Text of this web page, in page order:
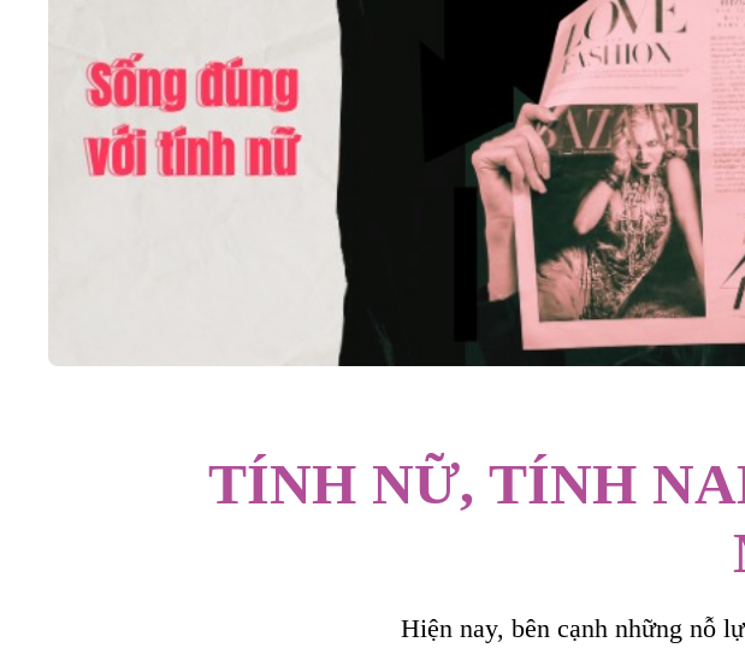
TÍNH NỮ, TÍNH
Hiện nay, bên cạnh những nỗ